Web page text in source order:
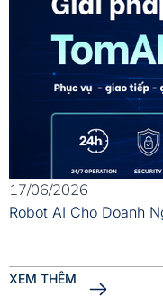
17/06/2026
Robot AI Cho Doanh
XEM THÊM